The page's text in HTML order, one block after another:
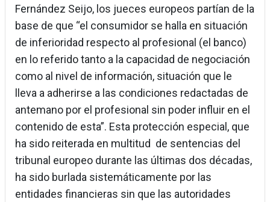
Fernández Seijo, los jueces europeos partían de la
base de que “el consumidor se halla en situación
de inferioridad respecto al profesional (el banco)
en lo referido tanto a la capacidad de negociación
como al nivel de información, situación que le
lleva a adherirse a las condiciones redactadas de
antemano por el profesional sin poder influir en el
contenido de esta”. Esta protección especial, que
ha sido reiterada en multitud de sentencias del
tribunal europeo durante las últimas dos décadas,
ha sido burlada sistemáticamente por las
entidades financieras sin que las autoridades